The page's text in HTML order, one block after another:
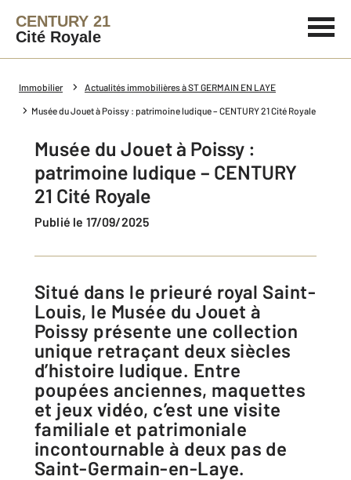
CENTURY 21
Cité Royale
Immobilier Actualités immobilières à ST GERMAIN EN LAYE
Musée du Jouet à Poissy : patrimoine ludique – CENTURY 21 Cité Royale
Musée du Jouet à Poissy :
patrimoine ludique – CENTURY
21 Cité Royale
Publié le 17/09/2025
Situé dans le prieuré royal Saint-
Louis, le Musée du Jouet à
Poissy présente une collection
unique retraçant deux siècles
d’histoire ludique. Entre
poupées anciennes, maquettes
et jeux vidéo, c’est une visite
familiale et patrimoniale
incontournable à deux pas de
Saint-Germain-en-Laye.